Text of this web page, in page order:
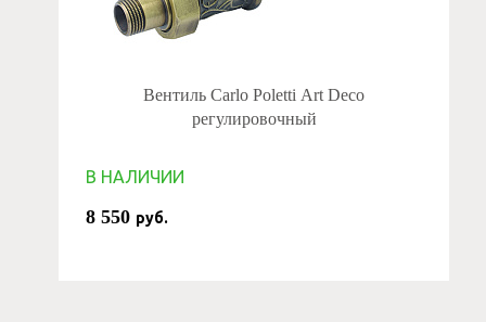
Вентиль Carlo Poletti Art Deco
регулировочный
В НАЛИЧИИ
8 550 руб.